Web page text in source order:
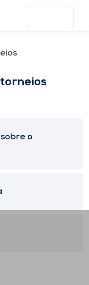
o